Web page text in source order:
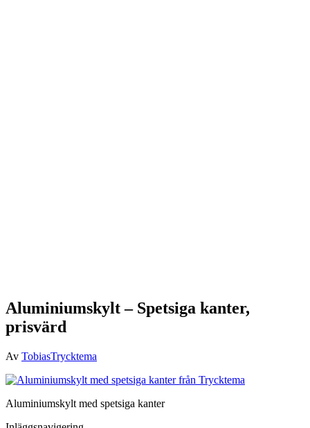
Aluminiumskylt – Spetsiga kanter,
prisvärd
Av TobiasTrycktema
Aluminiumskylt med spetsiga kanter